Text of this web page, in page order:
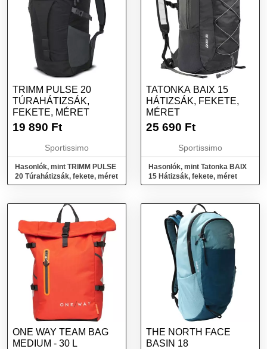
TRIMM PULSE 20
TÚRAHÁTIZSÁK,
FEKETE, MÉRET
19 890 Ft
Sportissimo
Hasonlók, mint TRIMM PULSE
20 Túrahátizsák, fekete, méret
TATONKA BAIX 15
HÁTIZSÁK, FEKETE,
MÉRET
25 690 Ft
Sportissimo
Hasonlók, mint Tatonka BAIX
15 Hátizsák, fekete, méret
ONE WAY TEAM BAG
MEDIUM - 30 L
THE NORTH FACE
BASIN 18